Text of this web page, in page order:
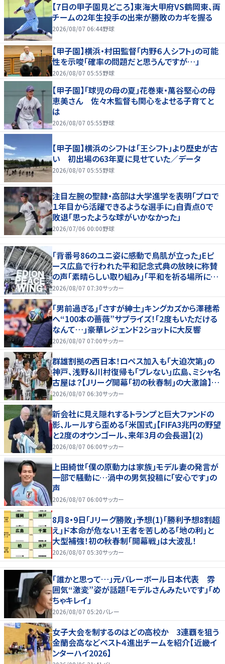
【7日の甲子園見どころ】東海大甲府VS鶴岡東、両
チームの2年生投手の出来が勝敗のカギを握る
2026/08/07 06:44野球
【甲子園】横浜・村田監督「内野６人シフト」の可能
性を示唆「確率の問題だと思うんですが…」
2026/08/07 05:55野球
【甲子園】「球児の母の夏」花巻東・萬谷堅心の母
恵美さん 佐々木監督も関心をよせる子育てと
は
2026/08/07 05:55野球
【甲子園】横浜のシフトは「王シフト」より歴史が古
い 初出場の63年夏に見せていた／データ
2026/08/07 05:55野球
注目左腕の聖隷・高部は大学進学を表明「プロで
１年目から活躍できるような選手に」自責点０で
敗退「思ったような球がいかなかった」
2026/07/06 00:00野球
｢背番号86のユニ姿に感動で鳥肌が立った｣Eピ
ース広島で行われた平和記念式典の放映に称賛
の声｢素晴らしい取り組み｣｢平和を祈る場所に相
応しい｣
2026/08/07 07:30サッカー
｢男前過ぎる｣｢さすが紳士｣キングカズから澤穂希
へ“100本の薔薇”サプライズ！｢2度もいただける
なんて…｣豪華レジェンド2ショットに大反響
2026/08/07 07:00サッカー
群雄割拠の西日本！ロペス加入も｢大迫次第｣の
神戸、浅野＆川村復帰も｢ブレない｣広島、ミシャ名
古屋は？【Jリーグ開幕｢初の秋春制｣の大激論】
(2)
2026/08/07 06:30サッカー
新会社に見え隠れするトランプと巨大ファンドの
影、ルールすら歪める｢米国式｣【FIFA3兆円の野望
と2度のオウンゴール、来年3月の会長選】(2)
2026/08/07 06:00サッカー
上田綺世「僕の原動力は家族」モデル妻の発言が
一部で騒動に…渦中の男気投稿に「安心です」の
声
2026/08/07 06:00サッカー
8月8・9日｢Jリーグ勝敗｣予想(1)｢勝利予想8割超
え｣ド本命が危ない！王者を苦しめる｢地の利｣と
大型補強！初の秋春制｢開幕戦｣は大波乱！
2026/08/07 05:30サッカー
「誰かと思って…」元バレーボール日本代表 雰
囲気“激変”姿が話題「モデルさんみたいです」「め
ちゃキレイ」
2026/08/07 05:20バレー
女子大会を制するのはどの高校か 3連覇を狙う
金蘭会高などベスト４進出チームを紹介【近畿イ
ンターハイ2026】